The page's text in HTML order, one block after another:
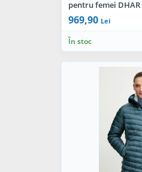
pentru femei DHAR
969,90 Lei
În stoc